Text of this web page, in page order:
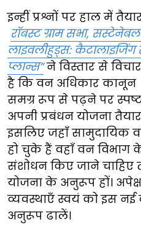
इन्हीं प्रश्नों पर हाल में
रॉबस्ट ग्राम सभा,
लाइवलीहुड्स:
प्लान्स” ने विस्तार से
है कि वन अधिकार
समग्र रूप से पढ़ने पर स्पष्ट
अपनी प्रबंधन योजना
इसलिए जहाँ सामुदायिक
हो चुके हैं वहाँ वन विभाग
संशोधन किए जाने चाहिए
योजना के अनुरूप हों।
व्यवस्थाएँ स्वयं को इस नई
अनुरूप ढालें।